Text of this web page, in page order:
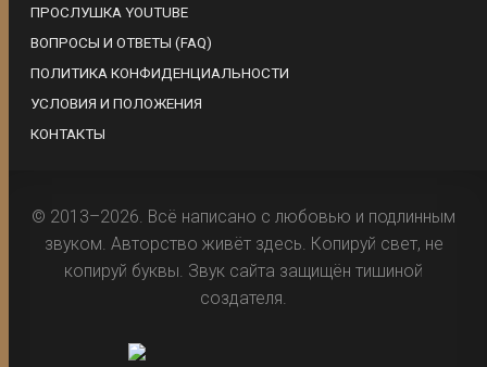
ПРОСЛУШКА YOUTUBE
ВОПРОСЫ И ОТВЕТЫ (FAQ)
ПОЛИТИКА КОНФИДЕНЦИАЛЬНОСТИ
УСЛОВИЯ И ПОЛОЖЕНИЯ
КОНТАКТЫ
© 2013–2026. Всё написано с любовью и подлинным
звуком. Авторство живёт здесь. Копируй свет, не
копируй буквы. Звук сайта защищён тишиной
создателя.